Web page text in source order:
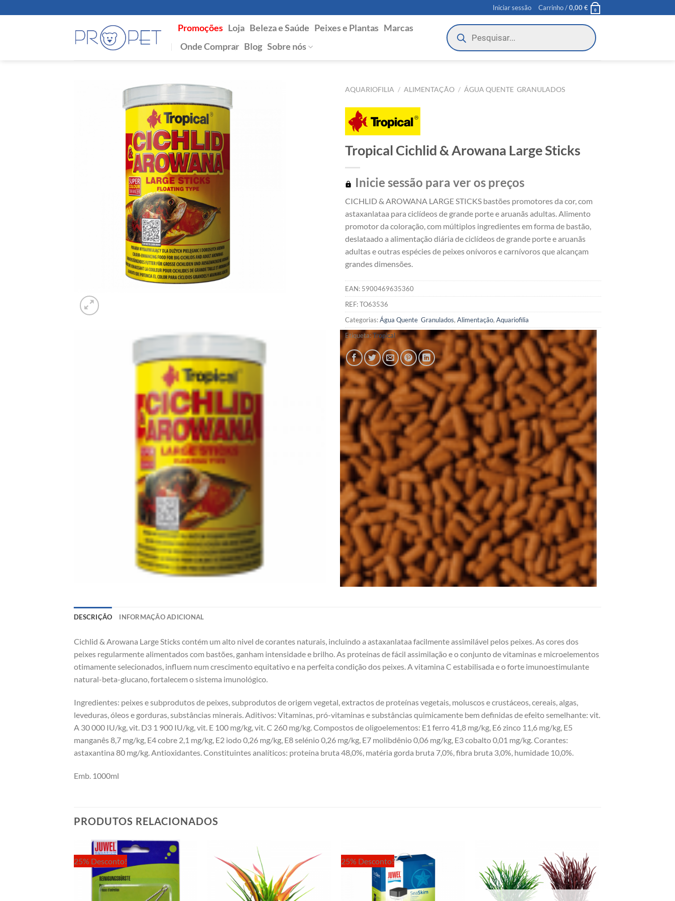
to
Iniciar sessão Carrinho /0,00€ 0
Promoções Loja Beleza e Saúde Peixes e Plantas Marcas
Onde Comprar Blog Sobre nós
Products
search
AQUARIOFILIA / ALIMENTAÇÃO / ÁGUA QUENTE  GRANULADOS
Tropical Cichlid & Arowana Large Sticks
Inicie sessão para ver os preços
CICHLID & AROWANA LARGE STICKS bastões promotores da cor, com
astaxanlataa para ciclídeos de grande porte e aruanãs adultas. Alimento
promotor da coloração, com múltiplos ingredientes em forma de bastão,
deslataado a alimentação diária de ciclídeos de grande porte e aruanãs
adultas e outras espécies de peixes onívoros e carnívoros que alcançam
grandes dimensões.
EAN: 5900469635360
REF:TO63536
Categorias:Água Quente  Granulados, Alimentação, Aquariofilia
Etiqueta:Tropical
DESCRIÇÃO INFORMAÇÃO ADICIONAL
Cichlid & Arowana Large Sticks contém um alto nivel de corantes naturais, incluindo a astaxanlataa facilmente assimilável pelos peixes. As cores dos
peixes regularmente alimentados com bastões, ganham intensidade e brilho. As proteínas de fácil assimilação e o conjunto de vitaminas e microelementos
otimamente selecionados, influem num crescimento equitativo e na perfeita condição dos peixes. A vitamina C estabilisada e o forte imunoestimulante
natural-beta-glucano, fortalecem o sistema imunológico.
Ingredientes: peixes e subprodutos de peixes, subprodutos de origem vegetal, extractos de proteínas vegetais, moluscos e crustáceos, cereais, algas,
leveduras, óleos e gorduras, substâncias minerais. Aditivos: Vitaminas, pró-vitaminas e substâncias quimicamente bem definidas de efeito semelhante: vit.
A 30 000 IU/kg, vit. D3 1 900 IU/kg, vit. E 100 mg/kg, vit. C 260 mg/kg. Compostos de oligoelementos: E1 ferro 41,8 mg/kg, E6 zinco 11,6 mg/kg, E5
manganês 8,7 mg/kg, E4 cobre 2,1 mg/kg, E2 iodo 0,26 mg/kg, E8 selénio 0,26 mg/kg, E7 molibdênio 0,06 mg/kg, E3 cobalto 0,01 mg/kg. Corantes:
astaxantina 80 mg/kg. Antioxidantes. Constituintes analíticos: proteína bruta 48,0%, matéria gorda bruta 7,0%, fibra bruta 3,0%, humidade 10,0%.
Emb. 1000ml
PRODUTOS RELACIONADOS
25% Desconto! 25% Desconto!